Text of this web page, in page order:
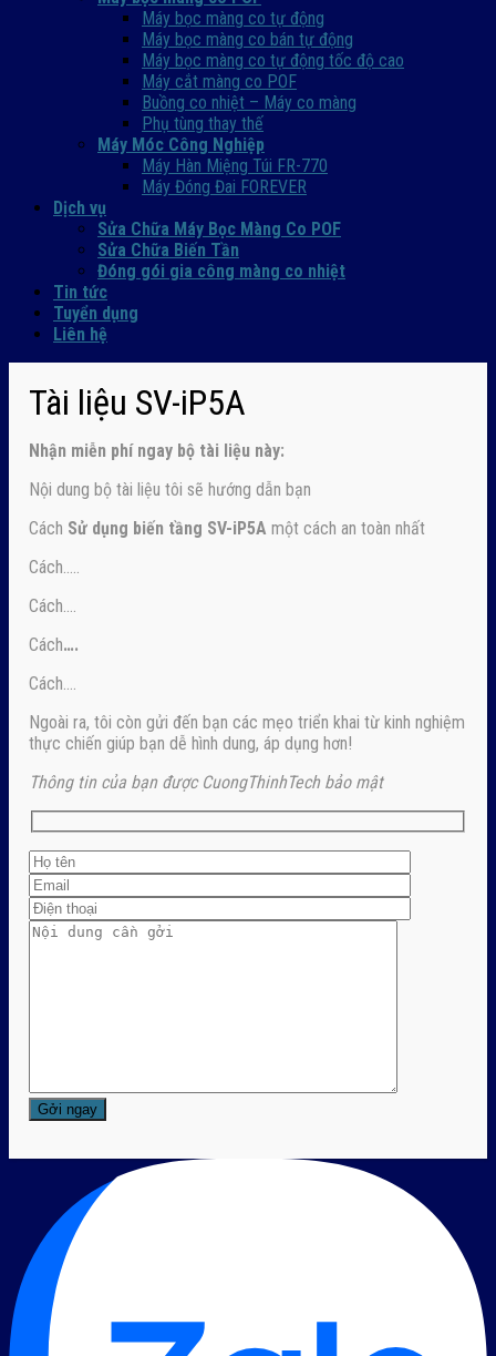
Máy bọc màng co tự động
Máy bọc màng co bán tự động
Máy bọc màng co tự động tốc độ cao
Máy cắt màng co POF
Buồng co nhiệt – Máy co màng
Phụ tùng thay thế
Máy Móc Công Nghiệp
Máy Hàn Miệng Túi FR-770
Máy Đóng Đai FOREVER
Dịch vụ
Sửa Chữa Máy Bọc Màng Co POF
Sửa Chữa Biến Tần
Đóng gói gia công màng co nhiệt
Tin tức
Tuyển dụng
Liên hệ
Tài liệu SV-iP5A
Nhận miễn phí ngay bộ tài liệu này:
Nội dung bộ tài liệu tôi sẽ hướng dẫn bạn
Cách Sử dụng biến tầng SV-iP5A một cách an toàn nhất
Cách…..
Cách….
Cách….
Cách….
Ngoài ra, tôi còn gửi đến bạn các mẹo triển khai từ kinh nghiệm
thực chiến giúp bạn dễ hình dung, áp dụng hơn!
Thông tin của bạn được CuongThinhTech bảo mật